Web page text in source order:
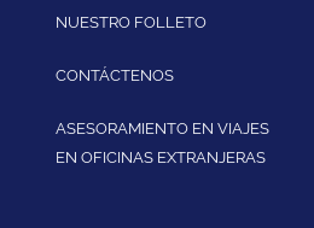
NUESTRO FOLLETO
CONTÁCTENOS
ASESORAMIENTO EN VIAJES
EN OFICINAS EXTRANJERAS